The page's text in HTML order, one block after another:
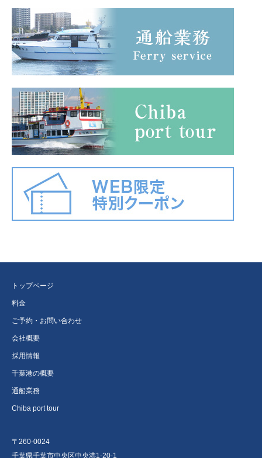
トップページ
料金
ご予約・お問い合わせ
会社概要
採用情報
千葉港の概要
通船業務
Chiba port tour
〒260-0024
千葉県千葉市中央区中央港1-20-1